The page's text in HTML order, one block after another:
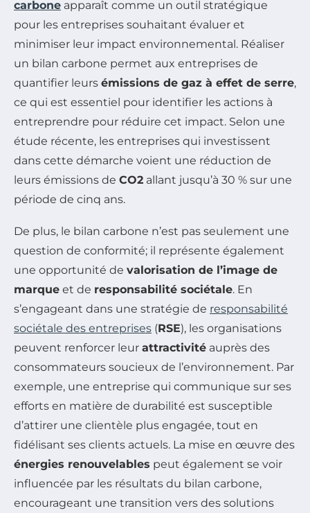
carbone apparaît comme un outil stratégique
pour les entreprises souhaitant évaluer et
minimiser leur impact environnemental. Réaliser
un bilan carbone permet aux entreprises de
quantifier leurs émissions de gaz à effet de serre,
ce qui est essentiel pour identifier les actions à
entreprendre pour réduire cet impact. Selon une
étude récente, les entreprises qui investissent
dans cette démarche voient une réduction de
leurs émissions de CO2 allant jusqu’à 30 % sur une
période de cinq ans.
De plus, le bilan carbone n’est pas seulement une
question de conformité; il représente également
une opportunité de valorisation de l’image de
marque et de responsabilité sociétale. En
s’engageant dans une stratégie de responsabilité
sociétale des entreprises (RSE), les organisations
peuvent renforcer leur attractivité auprès des
consommateurs soucieux de l’environnement. Par
exemple, une entreprise qui communique sur ses
efforts en matière de durabilité est susceptible
d’attirer une clientèle plus engagée, tout en
fidélisant ses clients actuels. La mise en œuvre des
énergies renouvelables peut également se voir
influencée par les résultats du bilan carbone,
encourageant une transition vers des solutions